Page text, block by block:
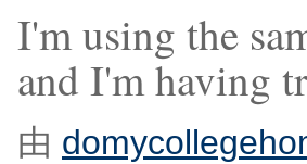
I'm using the
and I'm having
由